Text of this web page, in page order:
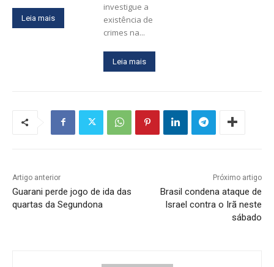
Leia mais
investigue a
existência de
crimes na...
Leia mais
Artigo anterior
Guarani perde jogo de ida das
quartas da Segundona
Próximo artigo
Brasil condena ataque de
Israel contra o Irã neste
sábado